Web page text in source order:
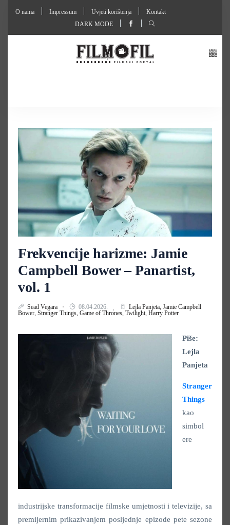
O nama Impressum Uvjeti korištenja
Kontakt
DARK MODE
Frekvencije harizme: Jamie
Campbell Bower – Panartist,
vol. 1
Sead Vegara 08.04.2026. Lejla Panjeta, Jamie Campbell
Bower, Stranger Things, Game of Thrones, Twilight, Harry Potter
Piše:
Lejla
Panjeta
Stranger
Things
kao
simbol
ere
industrijske transformacije filmske umjetnosti i televizije, sa
premijernim prikazivanjem posljednje epizode pete sezone